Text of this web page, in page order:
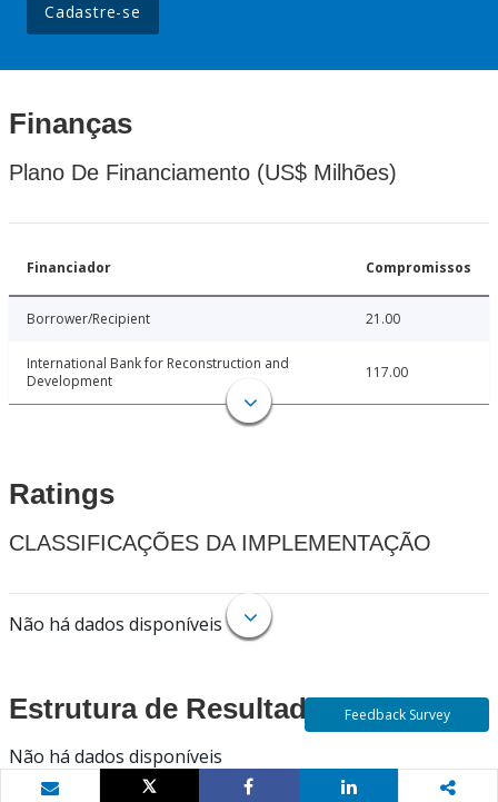
Cadastre-se
Finanças
Plano De Financiamento (US$ Milhões)
Financiador Compromissos
Borrower/Recipient 21.00
International Bank for Reconstruction and
Development
117.00
Ratings
CLASSIFICAÇÕES DA IMPLEMENTAÇÃO
Não há dados disponíveis
Estrutura de Resultados
Não há dados disponíveis
Feedback Survey